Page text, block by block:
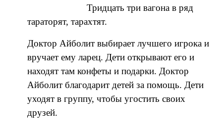
Тридцать три вагона в ряд
тараторят, тарахтят.
Доктор Айболит выбирает лучшего игрока и
вручает ему ларец. Дети открывают его и
находят там конфеты и подарки. Доктор
Айболит благодарит детей за помощь. Дети
уходят в группу, чтобы угостить своих
друзей.